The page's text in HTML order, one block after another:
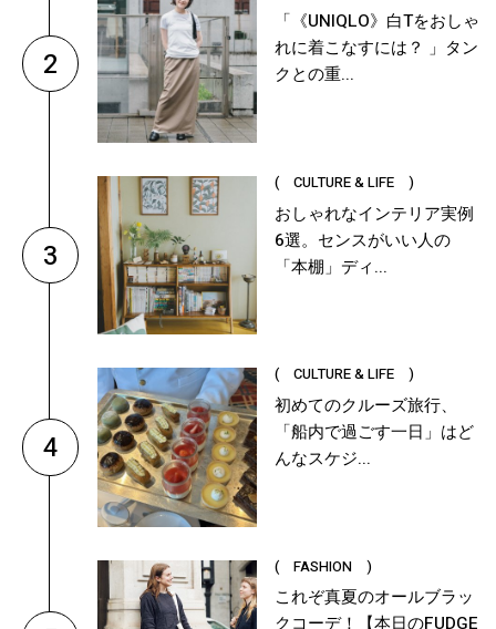
2
「《UNIQLO》白Tをおしゃ
れに着こなすには？ 」タン
クとの重...
3
( CULTURE & LIFE )
おしゃれなインテリア実例
6選。センスがいい人の
「本棚」ディ...
4
( CULTURE & LIFE )
初めてのクルーズ旅行、
「船内で過ごす一日」はど
んなスケジ...
( FASHION )
これぞ真夏のオールブラッ
クコーデ！【本日のFUDGE